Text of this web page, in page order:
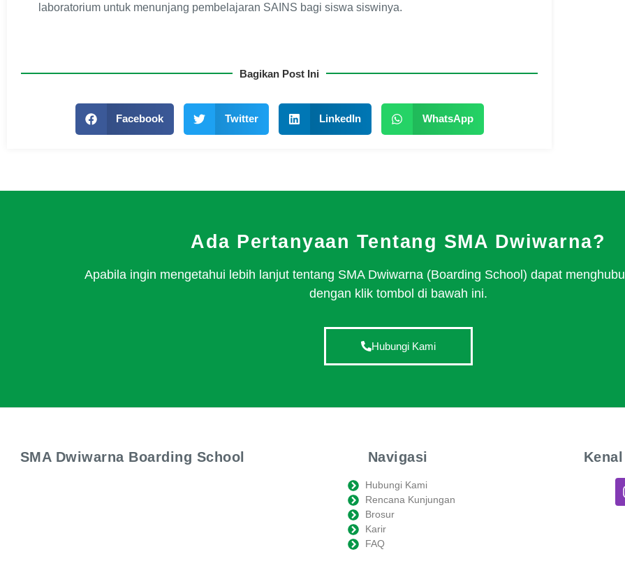
laboratorium untuk menunjang pembelajaran SAINS bagi siswa siswinya.
Bagikan Post Ini
Facebook Twitter LinkedIn WhatsApp
Ada Pertanyaan Tentang SMA Dwiwarna?
Apabila ingin mengetahui lebih lanjut tentang SMA Dwiwarna (Boarding School) dapat
dengan klik tombol di bawah ini.
Hubungi Kami
SMA Dwiwarna Boarding School Navigasi
Hubungi Kami
Rencana Kunjungan
Brosur
Karir
FAQ